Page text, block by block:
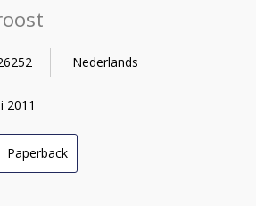
Nederlands
2011
Paperback